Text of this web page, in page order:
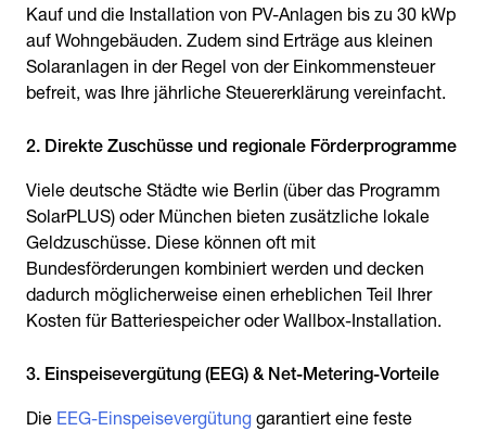
Kauf und die Installation von PV-Anlagen bis zu 30 kWp
auf Wohngebäuden. Zudem sind Erträge aus kleinen
Solaranlagen in der Regel von der Einkommensteuer
befreit, was Ihre jährliche Steuererklärung vereinfacht.
2. Direkte Zuschüsse und regionale Förderprogramme
Viele deutsche Städte wie Berlin (über das Programm
SolarPLUS) oder München bieten zusätzliche lokale
Geldzuschüsse. Diese können oft mit
Bundesförderungen kombiniert werden und decken
dadurch möglicherweise einen erheblichen Teil Ihrer
Kosten für Batteriespeicher oder Wallbox-Installation.
3. Einspeisevergütung (EEG) & Net-Metering-Vorteile
Die EEG-Einspeisevergütung garantiert eine feste